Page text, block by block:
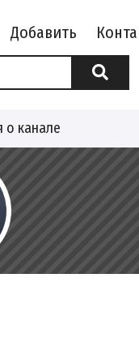
Добавить
канале